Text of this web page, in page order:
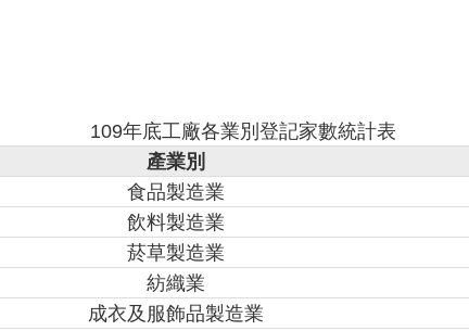
產業別
109年底工廠各業別登記家數統計表
食品製造業
飲料製造業
菸草製造業
紡織業
成衣及服飾品製造業